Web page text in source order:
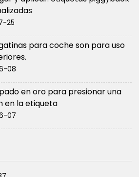
25
para coche son para uso
08
en oro para presionar una
en la etiqueta
07